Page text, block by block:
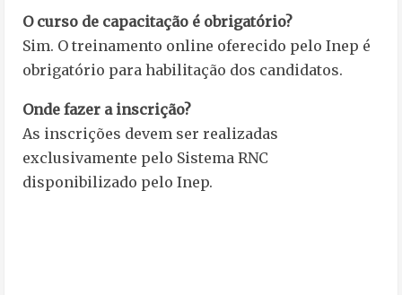
O curso de capacitação é obrigatório?
Sim. O treinamento online oferecido pelo Inep é
obrigatório para habilitação dos candidatos.
Onde fazer a inscrição?
As inscrições devem ser realizadas
exclusivamente pelo Sistema RNC
disponibilizado pelo Inep.